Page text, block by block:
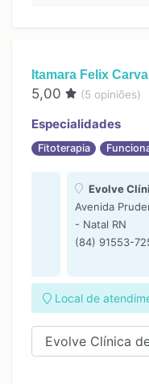
16:00
17:00
Itamara Felix
5,00 (5 opiniões)
Especialidades
Fitoterapia
Evolve
Avenida
- Natal RN
(84) 91553-
Local de